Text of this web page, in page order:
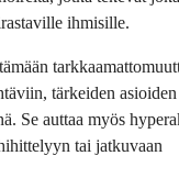
ihmisille.
tärkeiden
Se auttaa myös
tai jatkuvaan